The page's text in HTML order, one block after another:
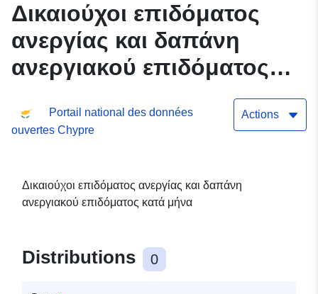
Δικαιούχοι επιδόματος
ανεργίας και δαπάνη
ανεργιακού επιδόματος
Portail national des données
ouvertes Chypre
Actions
Δικαιούχοι επιδόματος ανεργίας και δαπάνη
ανεργιακού επιδόματος κατά μήνα
Distributions 0